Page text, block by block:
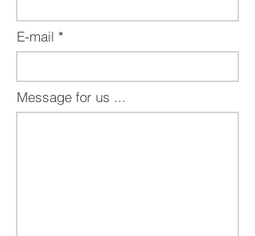
E-mail
Message for us ...